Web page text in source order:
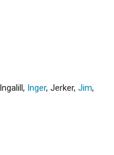
Ingalill, Inger, Jerker, Jim,